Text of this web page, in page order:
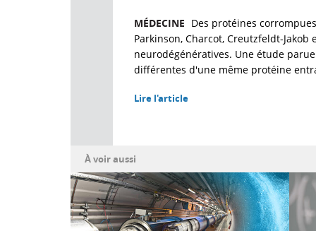
MÉDECINE Des protéines
Parkinson, Charcot, Creutzfeldt-
neurodégénératives. Une étude
différentes d'une même protéine
Lire l'article
À voir aussi